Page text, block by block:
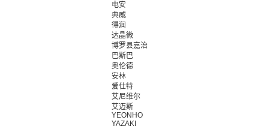
电安
典威
得润
达晶微
博罗县嘉治
巴斯巴
奥伦德
安林
爱仕特
艾尼维尔
艾迈斯
YEONHO
YAZAKI